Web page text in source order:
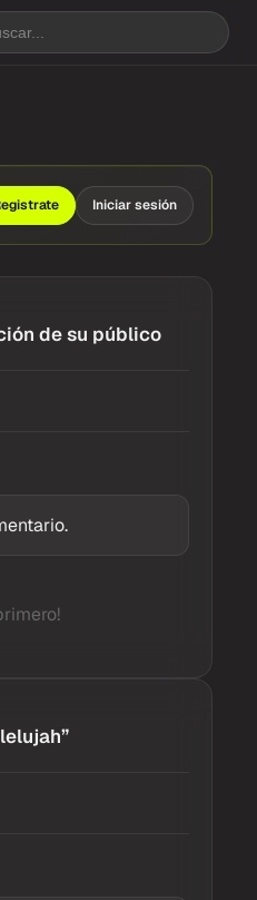
Iniciar sesión
de su público